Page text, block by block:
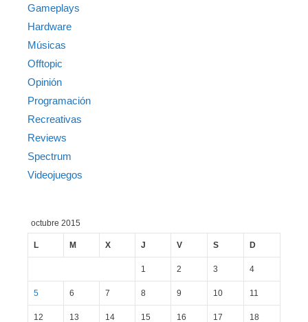
Gameplays
Hardware
Músicas
Offtopic
Opinión
Programación
Recreativas
Reviews
Spectrum
Videojuegos
octubre 2015
L M X J V S D
1 2 3 4
5 6 7 8 9 10 11
12 13 14 15 16 17 18